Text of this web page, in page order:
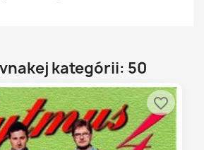
kategórii: 50
favorite_border